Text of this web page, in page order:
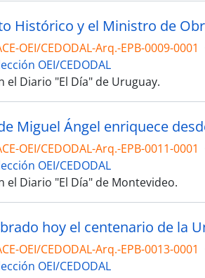
OEI/CEDODAL-Arq.-EPB-0009-0001
OEI/CEDODAL
el Diario "El Día" de Uruguay.
OEI/CEDODAL-Arq.-EPB-0011-0001
OEI/CEDODAL
el Diario "El Día" de Montevideo.
OEI/CEDODAL-Arq.-EPB-0013-0001
OEI/CEDODAL